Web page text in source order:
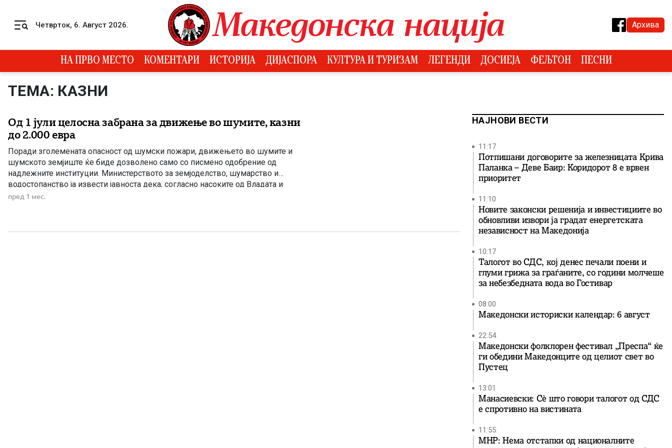
Четврток, 6. Август 2026. Архива
НА ПРВО МЕСТО КОМЕНТАРИ ИСТОРИЈА ДИЈАСПОРА КУЛТУРА И ТУРИЗАМ ЛЕГЕНДИ ДОСИЕЈА ФЕЉТОН ПЕСНИ
ТЕМА: КАЗНИ
Од 1 јули целосна забрана за движење во шумите, казни
до 2.000 евра
Поради зголемената опасност од шумски пожари, движењето во шумите и
шумското земјиште ќе биде дозволено само со писмено одобрение од
надлежните институции. Министерството за земјоделство, шумарство и
водостопанство ја извести јавноста дека, согласно насоките од Владата и
барањата од корисниците на шумите – ЈП „Национални шуми“ и
пред 1 мес.
НАЈНОВИ ВЕСТИ
11:17
Потпишани договорите за железницата Крива
Паланка – Деве Баир: Коридорот 8 е врвен
приоритет
11:10
Новите законски решенија и инвестициите во
обновливи извори ја градат енергетската
независност на Македонија
10:17
Талогот во СДС, кој денес печали поени и
глуми грижа за граѓаните, со години молчеше
за небезбедната вода во Гостивар
08:00
Македонски историски календар: 6 август
22:54
Македонски фолклорен фестивал „Преспа“ ќе
ги обедини Македонците од целиот свет во
Пустец
13:01
Манасиевски: Сè што говори талогот од СДС
е спротивно на вистината
11:55
МНР: Нема отстапки од националните